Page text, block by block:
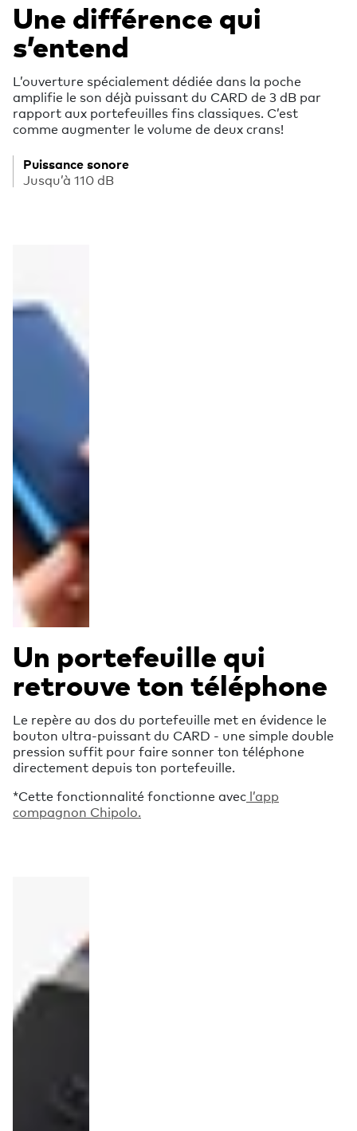
Une différence qui
s’entend
L’ouverture spécialement dédiée dans la poche
amplifie le son déjà puissant du CARD de 3 dB par
rapport aux portefeuilles fins classiques. C’est
comme augmenter le volume de deux crans!
Puissance sonore
Jusqu’à 110 dB
Un portefeuille qui
retrouve ton téléphone
Le repère au dos du portefeuille met en évidence le
bouton ultra-puissant du CARD - une simple double
pression suffit pour faire sonner ton téléphone
directement depuis ton portefeuille.
*Cette fonctionnalité fonctionne avec l’app
compagnon Chipolo.